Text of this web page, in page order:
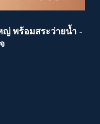
ญ่ พร้อมสระว่ายน้ำ -